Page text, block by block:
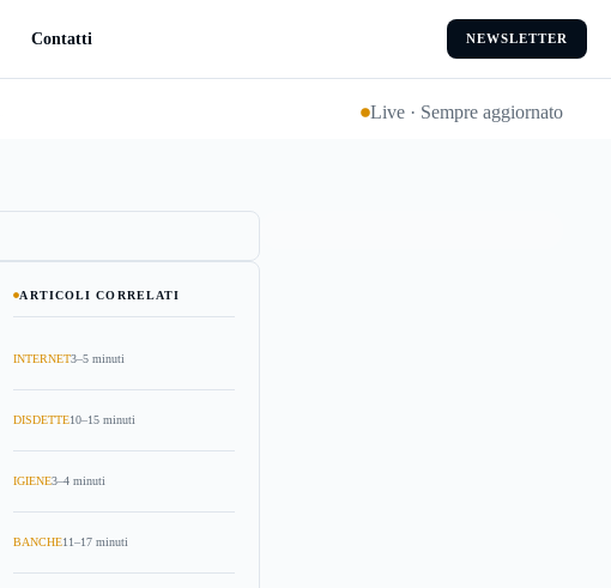
Contatti NEWSLETTER
Live · Sempre aggiornato
ARTICOLI CORRELATI
INTERNET3–5 minuti
DISDETTE10–15 minuti
IGIENE3–4 minuti
BANCHE11–17 minuti